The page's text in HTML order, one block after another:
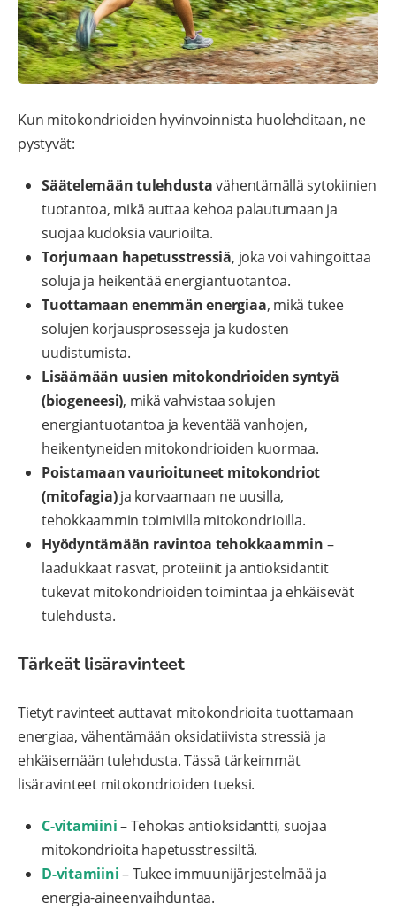
Kun mitokondrioiden hyvinvoinnista huolehditaan, ne
pystyvät:
Säätelemään tulehdustavähentämällä sytokiinien
tuotantoa, mikä auttaa kehoa palautumaan ja
suojaa kudoksia vaurioilta.
Torjumaan hapetusstressiä, joka voi vahingoittaa
soluja ja heikentää energiantuotantoa.
Tuottamaan enemmän energiaa, mikä tukee
solujen korjausprosesseja ja kudosten
uudistumista.
Lisäämään uusien mitokondrioiden syntyä
(biogeneesi), mikä vahvistaa solujen
energiantuotantoa ja keventää vanhojen,
heikentyneiden mitokondrioiden kuormaa.
Poistamaan vaurioituneet mitokondriot
(mitofagia)ja korvaamaan ne uusilla,
tehokkaammin toimivilla mitokondrioilla.
Hyödyntämään ravintoa tehokkaammin –
laadukkaat rasvat, proteiinit ja antioksidantit
tukevat mitokondrioiden toimintaa ja ehkäisevät
tulehdusta.
Tärkeät lisäravinteet
Tietyt ravinteet auttavat mitokondrioita tuottamaan
energiaa, vähentämään oksidatiivista stressiä ja
ehkäisemään tulehdusta. Tässä tärkeimmät
lisäravinteet mitokondrioiden tueksi.
C-vitamiini– Tehokas antioksidantti, suojaa
mitokondrioita hapetusstressiltä.
D-vitamiini– Tukee immuunijärjestelmää ja
energia-aineenvaihduntaa.